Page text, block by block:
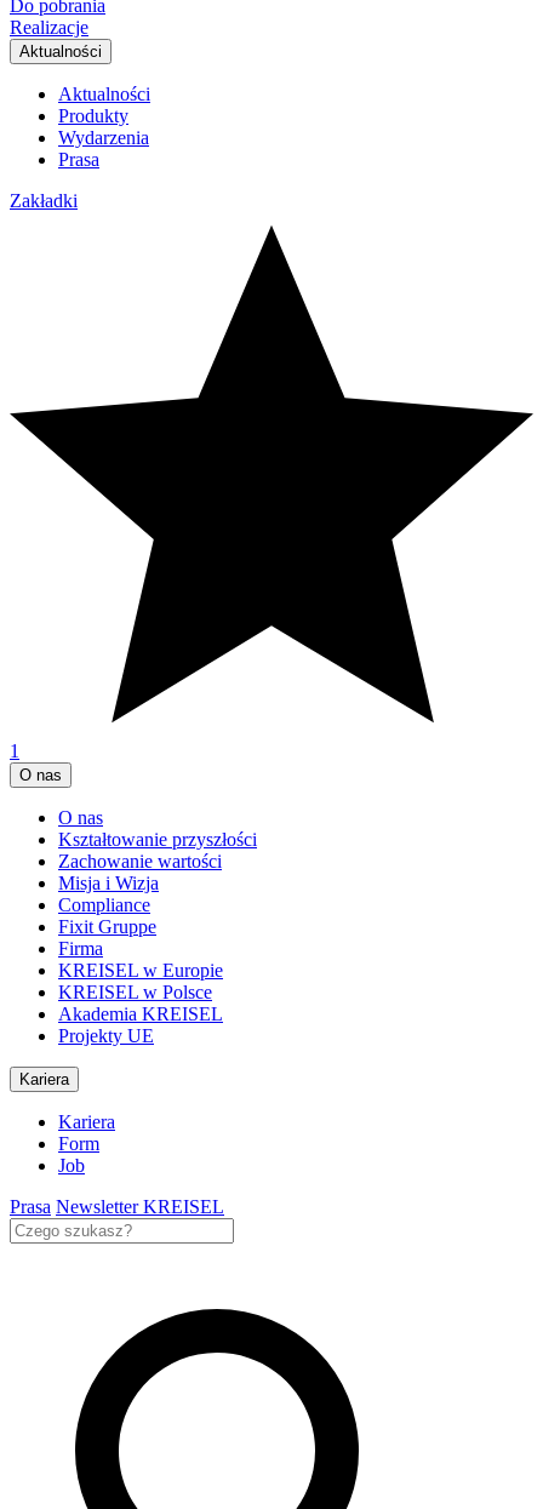
Do pobrania
Realizacje
Aktualności
Aktualności
Produkty
Wydarzenia
Prasa
Zakładki
1
O nas
O nas
Kształtowanie przyszłości
Zachowanie wartości
Misja i Wizja
Compliance
Fixit Gruppe
Firma
KREISEL w Europie
KREISEL w Polsce
Akademia KREISEL
Projekty UE
Kariera
Kariera
Form
Job
Prasa Newsletter KREISEL